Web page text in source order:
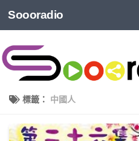
Soooradio
標籤： 中國人